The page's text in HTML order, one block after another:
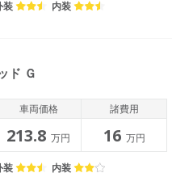
装 内装
ド Ｇ
車両価格
213.8 万円
諸費用
16 万円
装 内装